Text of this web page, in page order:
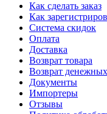
Как сделать заказ
Как
Система скидок
Оплата
Доставка
Возврат товара
Возврат денежных
Документы
Импортеры
Отзывы